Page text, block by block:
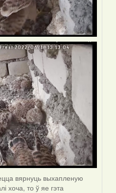
вярнуць выхапленую
хоча, то ў яе гэта